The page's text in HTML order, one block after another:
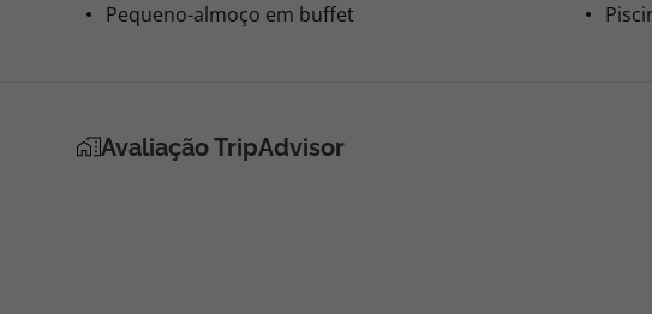
Pequeno-almoço em buffet
Avaliação TripAdvisor